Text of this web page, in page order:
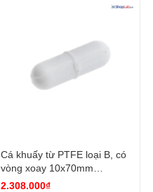
Cá khuấy từ PTFE loại B, có
vòng xoay 10x70mm
Finetech
2.308.000₫